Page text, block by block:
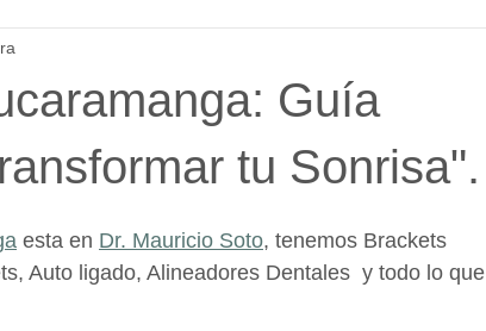
Guía
tu Sonrisa".
esta en Dr. Mauricio Soto, tenemos Brackets
Auto ligado, Alineadores Dentales  y todo lo que